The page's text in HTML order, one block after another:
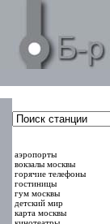
аэропорты
вокзалы москвы
горячие телефоны
гостиницы
гум москвы
детский мир
карта москвы